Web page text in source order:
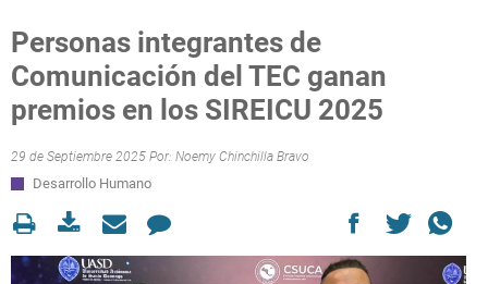
Personas integrantes de
Comunicación del TEC ganan
premios en los SIREICU 2025
29 de Septiembre 2025 Por: Noemy Chinchilla Bravo
Desarrollo Humano